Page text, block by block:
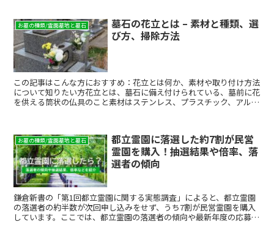
お墓の種類/霊園墓地と墓石
墓石の花立とは – 素材と種類、選
び方、掃除方法
この記事はこんな方におすすめ：花立とは何か、素材や取り付け方法
について知りたい方花立とは、墓石に備え付けられている、墓前に花
を供える筒状の仏具のこと素材はステンレス、プラスチック、アル
お墓の種類/霊園墓地と墓石
都立霊園に落選した約7割が民営
霊園を購入！抽選結果や倍率、落
選者の傾向
鎌倉新書の「第1回都立霊園に関する実態調査」によると、都立霊園
の落選者の約半数が次回申し込みをせず、うち7割が民営霊園を購入
しています。ここでは、都立霊園の落選者の傾向や最新年度の応募状